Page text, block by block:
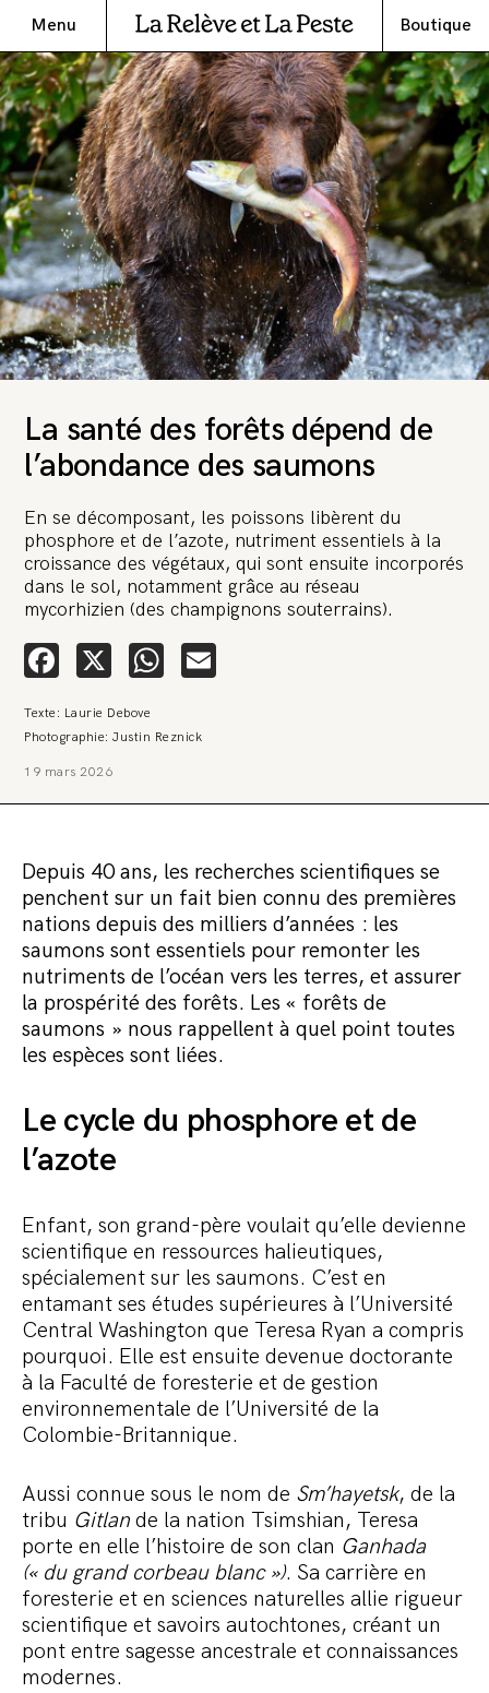
Menu Boutique
La santé des forêts dépend de
l’abondance des saumons
En se décomposant, les poissons libèrent du
phosphore et de l’azote, nutriment essentiels à la
croissance des végétaux, qui sont ensuite incorporés
dans le sol, notamment grâce au réseau
mycorhizien (des champignons souterrains).
Facebook
X WhatsApp
Texte: Laurie Debove
Photographie: Justin Reznick
19 mars 2026
Depuis 40 ans, les recherches scientifiques se
penchent sur un fait bien connu des premières
nations depuis des milliers d’années : les
saumons sont essentiels pour remonter les
nutriments de l’océan vers les terres, et assurer
la prospérité des forêts. Les « forêts de
saumons » nous rappellent à quel point toutes
les espèces sont liées.
Le cycle du phosphore et de
l’azote
Enfant, son grand-père voulait qu’elle devienne
scientifique en ressources halieutiques,
spécialement sur les saumons. C’est en
entamant ses études supérieures à l’Université
Central Washington que Teresa Ryan a compris
pourquoi. Elle est ensuite devenue doctorante
à la Faculté de foresterie et de gestion
environnementale de l’Université de la
Colombie-Britannique.
Aussi connue sous le nom de Sm’hayetsk, de la
tribu Gitlan de la nation Tsimshian, Teresa
porte en elle l’histoire de son clan Ganhada
(« du grand corbeau blanc »). Sa carrière en
foresterie et en sciences naturelles allie rigueur
scientifique et savoirs autochtones, créant un
pont entre sagesse ancestrale et connaissances
modernes.
🚨 L’heure est grave. Une
multinationale tente d’anéantir La
Relève et La Peste 🤯
attaque en justice. Vous savez comment cela s’appelle ?
l’anonymat d’un habitant inquiet pour sa santé. Et aujourd’hui elle
aujourd’hui une grande campagne de soutien avec un premier
objectif de vendre 2 000 livres en un mois.
Continuer de lire l’article
Commander le pack